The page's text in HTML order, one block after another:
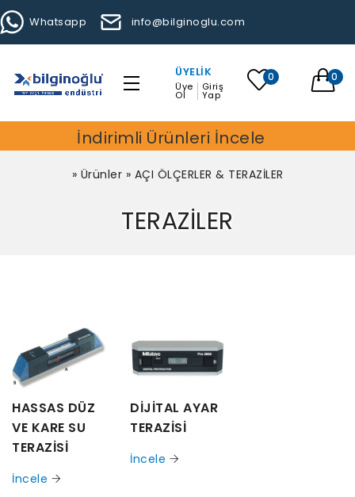
Whatsapp info@bilginoglu.com
ÜYELIK
Üye
Ol
Giriş
Yap
0 0
İndirimli Ürünleri İncele
» Ürünler » AÇI ÖLÇERLER & TERAZİLER
TERAZİLER
HASSAS DÜZ
VE KARE SU
TERAZİSİ
İncele
DİJİTAL AYAR
TERAZİSİ
İncele